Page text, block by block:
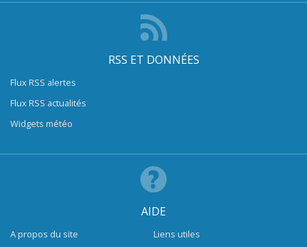
RSS ET DONNÉES
Flux RSS alertes
Flux RSS actualités
Widgets météo
AIDE
A propos du site
Liens utiles